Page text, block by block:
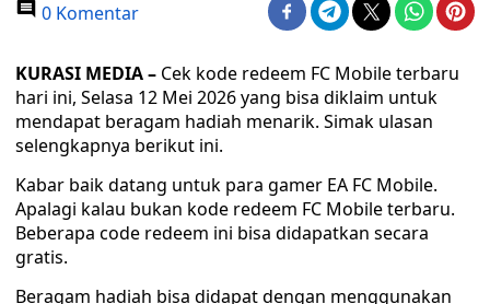
0 Komentar
KURASI MEDIA – Cek kode redeem FC Mobile terbaru
hari ini, Selasa 12 Mei 2026 yang bisa diklaim untuk
mendapat beragam hadiah menarik. Simak ulasan
selengkapnya berikut ini.
Kabar baik datang untuk para gamer EA FC Mobile.
Apalagi kalau bukan kode redeem FC Mobile terbaru.
Beberapa code redeem ini bisa didapatkan secara
gratis.
Beragam hadiah bisa didapat dengan menggunakan